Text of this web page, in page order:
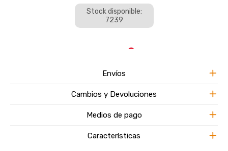
Stock disponible:
7239
Envíos
Cambios y Devoluciones
Medios de pago
Características